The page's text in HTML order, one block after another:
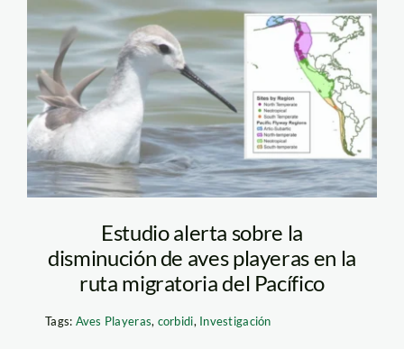
aves-playeras—
sernanp2
Estudio alerta sobre la
disminución de aves playeras en la
ruta migratoria del Pacífico
Tags: Aves Playeras, corbidi, Investigación